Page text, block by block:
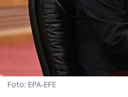
Foto: EPA-EFE